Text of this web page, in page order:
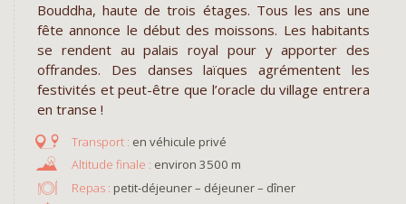
Bouddha, haute de trois étages. Tous les ans une
fête annonce le début des moissons. Les habitants
se rendent au palais royal pour y apporter des
offrandes. Des danses laïques agrémentent les
festivités et peut-être que l’oracle du village entrera
en transe !
en véhicule privé
environ 3500 m
Repas : petit-déjeuner – déjeuner – dîner